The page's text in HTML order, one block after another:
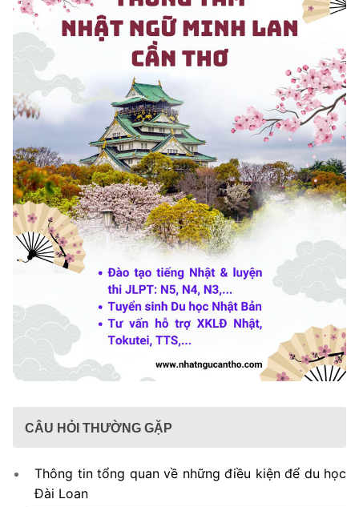
CÂU HỎI THƯỜNG GẶP
Thông tin tổng quan về những điều kiện để du học
Đài Loan